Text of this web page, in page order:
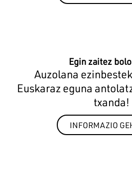
Egin zaitez
Auzolana
Euskaraz eguna
txanda!
INFORMAZIO